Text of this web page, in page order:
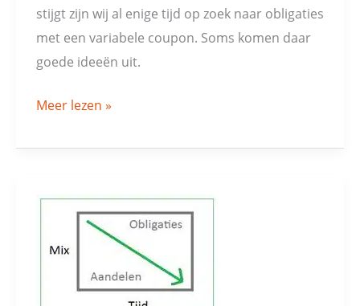
stijgt zijn wij al enige tijd op zoek naar obligaties
met een variabele coupon. Soms komen daar
goede ideeën uit.
Linked
Note
Meer lezen »
Lifecyclefondsen